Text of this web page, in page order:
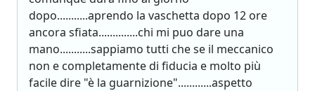
dopo...........aprendo la vaschetta dopo 12 ore
ancora sfiata..............chi mi puo dare una
mano...........sappiamo tutti che se il meccanico
non e completamente di fiducia e molto più
facile dire "è la guarnizione"............aspetto